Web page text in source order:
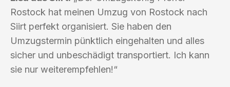
Rostock hat meinen Umzug von Rostock nach
Siirt perfekt organisiert. Sie haben den
Umzugstermin pünktlich eingehalten und alles
sicher und unbeschädigt transportiert. Ich kann
sie nur weiterempfehlen!“